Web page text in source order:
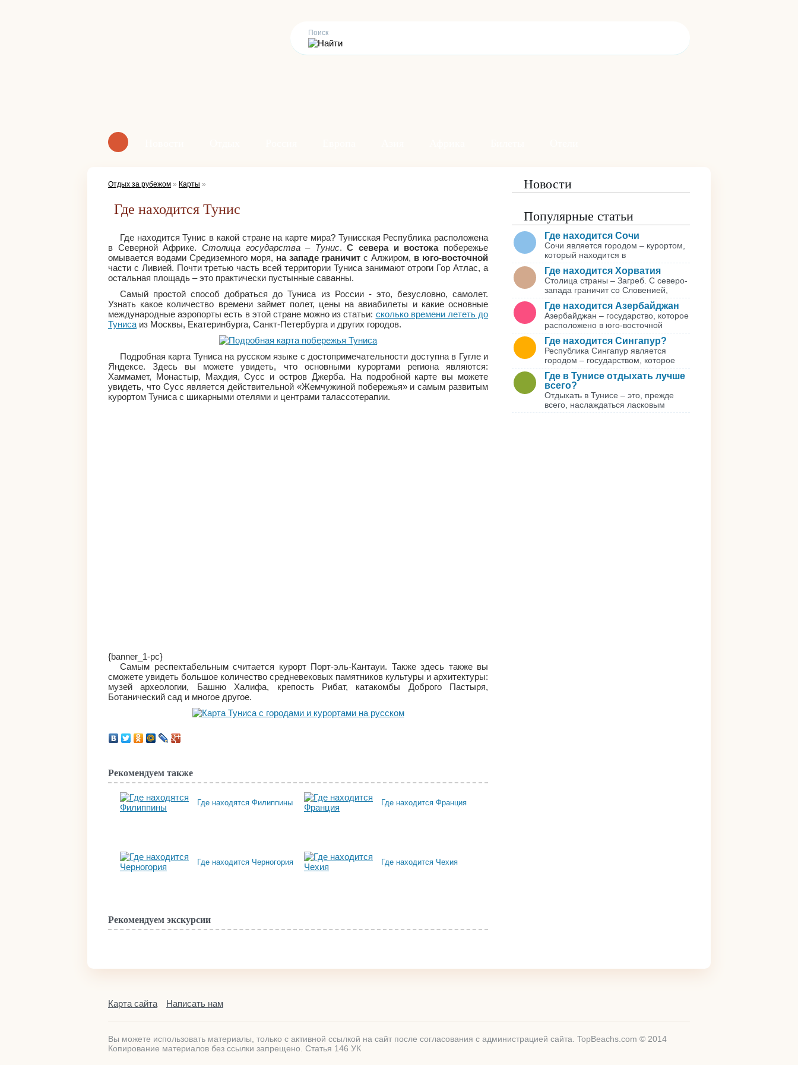
Отдых за рубежом » Карты »
Где находится Тунис
Где находится Тунис в какой стране на карте мира? Тунисская Республика расположена
в Северной Африке. Столица государства – Тунис.С севера и востокапобережье
омывается водами Средиземного моря, на западе граничит с Алжиром, в юго-восточной
части с Ливией. Почти третью часть всей территории Туниса занимают отроги Гор Атлас, а
остальная площадь – это практически пустынные саванны.
Самый простой способ добраться до Туниса из России - это, безусловно, самолет.
Узнать какое количество времени займет полет, цены на авиабилеты и какие основные
международные аэропорты есть в этой стране можно из статьи: сколько времени лететь до
Туниса из Москвы, Екатеринбурга, Санкт-Петербурга и других городов.
Подробная карта Туниса на русском языке с достопримечательности доступна в Гугле и
Яндексе. Здесь вы можете увидеть, что основными курортами региона являются:
Хаммамет, Монастыр, Махдия, Сусс и остров Джерба. На подробной карте вы можете
увидеть, что Сусс является действительной «Жемчужиной побережья» и самым развитым
курортом Туниса с шикарными отелями и центрами талассотерапии.
{banner_1-pc}
Самым респектабельным считается курорт Порт-эль-Кантауи. Также здесь также вы
сможете увидеть большое количество средневековых памятников культуры и архитектуры:
музей археологии, Башню Халифа, крепость Рибат, катакомбы Доброго Пастыря,
Ботанический сад и многое другое.
Рекомендуем также
Где находятся Филиппины Где находится Франция
Где находится Черногория Где находится Чехия
Рекомендуем экскурсии
Новости
Популярные статьи
Где находится Сочи
Сочи является городом – курортом,
который находится в
Где находится Хорватия
Столица страны – Загреб. С северо-
запада граничит со Словенией,
Где находится Азербайджан
Азербайджан – государство, которое
расположено в юго-восточной
Где находится Сингапур?
Республика Сингапур является
городом – государством, которое
Где в Тунисе отдыхать лучше
всего?
Отдыхать в Тунисе – это, прежде
всего, наслаждаться ласковым
Карта сайта Написать нам
Вы можете использовать материалы, только с активной ссылкой на сайт после согласования с администрацией сайта. TopBeachs.com © 2014
Копирование материалов без ссылки запрещено. Статья 146 УК